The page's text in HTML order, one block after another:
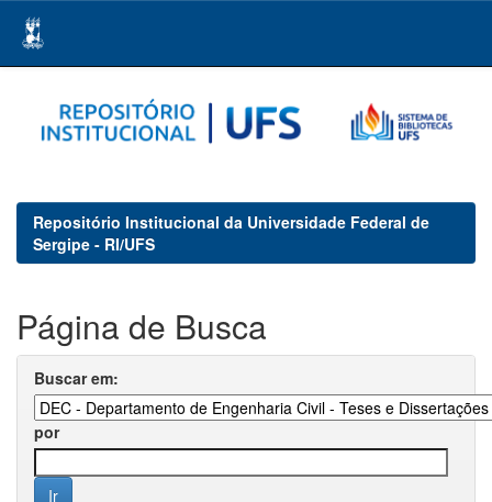
navigation
Repositório Institucional da Universidade Federal de
Sergipe - RI/UFS
Página de Busca
Buscar em:
por